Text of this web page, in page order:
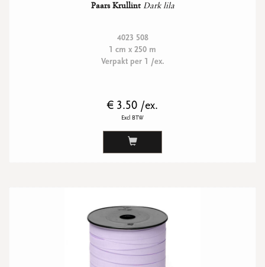
Paars Krullint Dark lila
4023 508
1 cm x 250 m
Verpakt per 1 /ex.
€ 3.50 /ex.
Excl BTW